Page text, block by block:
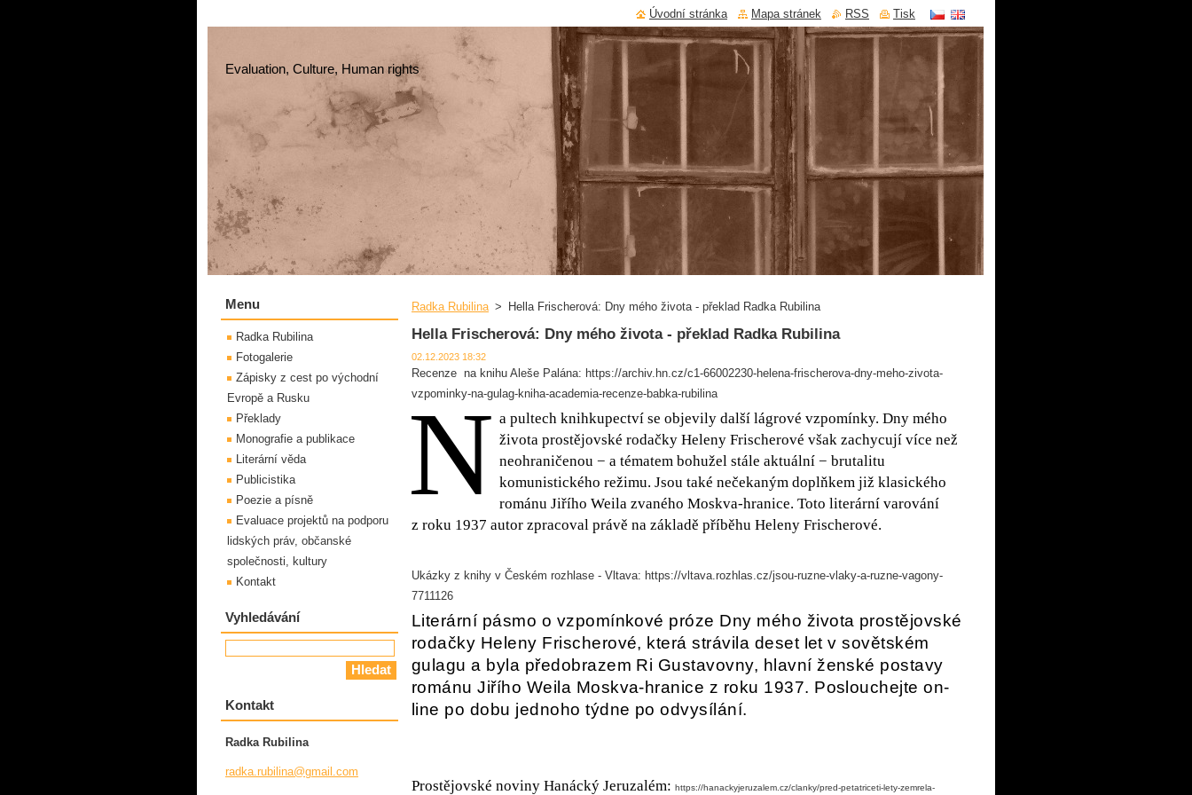
Evaluation, Culture, Human rights
Radka Rubilina > Hella Frischerová: Dny mého života - překlad Radka Rubilina
Hella Frischerová: Dny mého života - překlad Radka Rubilina
02.12.2023 18:32
Recenze na knihu Aleše Palána: https://archiv.hn.cz/c1-66002230-helena-frischerova-dny-meho-zivota-
vzpominky-na-gulag-kniha-academia-recenze-babka-rubilina
N a pultech knihkupectví se objevily další lágrové vzpomínky. Dny mého
života prostějovské rodačky Heleny Frischerové však zachycují více než
neohraničenou − a tématem bohužel stále aktuální − brutalitu
komunistického režimu. Jsou také nečekaným doplňkem již klasického
románu Jiřího Weila zvaného Moskva-hranice. Toto literární varování
z roku 1937 autor zpracoval právě na základě příběhu Heleny Frischerové.
Ukázky z knihy v Českém rozhlase - Vltava: https://vltava.rozhlas.cz/jsou-ruzne-vlaky-a-ruzne-vagony-
7711126
Literární pásmo o vzpomínkové próze Dny mého života prostějovské
rodačky Heleny Frischerové, která strávila deset let v sovětském
gulagu a byla předobrazem Ri Gustavovny, hlavní ženské postavy
románu Jiřího Weila Moskva-hranice z roku 1937. Poslouchejte on-
line po dobu jednoho týdne po odvysílání.
Prostějovské noviny Hanácký Jeruzalém: https://hanackyjeruzalem.cz/clanky/pred-petatriceti-lety-zemrela-
Menu
Radka Rubilina
Fotogalerie
Zápisky z cest po východní
Evropě a Rusku
Překlady
Monografie a publikace
Literární věda
Publicistika
Poezie a písně
Evaluace projektů na podporu
lidských práv, občanské
společnosti, kultury
Kontakt
Vyhledávání
Kontakt
Radka Rubilina
radka.rubilina@gmail.com
Úvodní stránka Mapa stránek RSS Tisk